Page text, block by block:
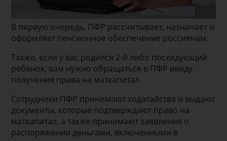
В первую очередь, ПФР рассчитывает, назначает и
оформляет пенсионное обеспечение россиянам.
Также, если у вас родился 2-й либо последующий
ребенок, вам нужно обращаться в ПФР ввиду
получения права на маткапитал.
Сотрудники ПФР принимают ходатайства и выдают
документы, которые подтверждают право на
маткапитал, а также принимают заявления о
распоряжении деньгами, включенными в